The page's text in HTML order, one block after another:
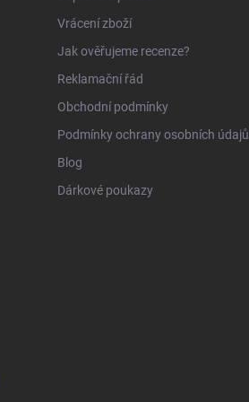
Vrácení zboží
Jak ověřujeme recenze?
Reklamační řád
Obchodní podmínky
Podmínky ochrany osobních údajů
Blog
Dárkové poukazy